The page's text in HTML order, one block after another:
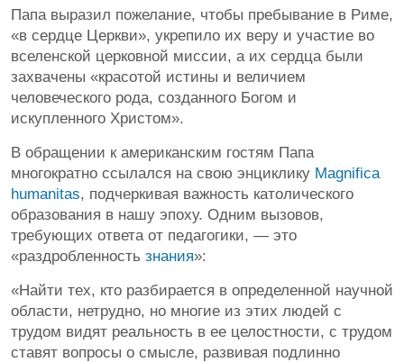
Папа выразил пожелание, чтобы пребывание в Риме,
«в сердце Церкви», укрепило их веру и участие во
вселенской церковной миссии, а их сердца были
захвачены «красотой истины и величием
человеческого рода, созданного Богом и
искупленного Христом».
В обращении к американским гостям Папа
многократно ссылался на свою энциклику Magnifica
humanitas, подчеркивая важность католического
образования в нашу эпоху. Одним вызовов,
требующих ответа от педагогики, — это
«раздробленность знания»:
«Найти тех, кто разбирается в определенной научной
области, нетрудно, но многие из этих людей с
трудом видят реальность в ее целостности, с трудом
ставят вопросы о смысле, развивая подлинно